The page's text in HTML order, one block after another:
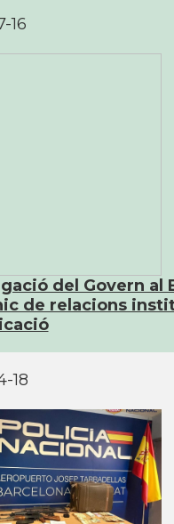
Consolat general a
Ambaixada
* + ambaixades i
16
del Govern al
de relacions
18